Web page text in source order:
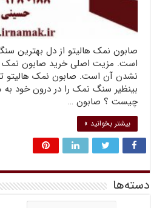
صابون نمک هالیتو از دل بهترین
است. مزیت اصلی خرید صابون نمک
نشدن آن است. صابون نمک هالیتو
بینظیر سنگ نمک را در درون خود
چیست ؟ صابون …
بیشتر بخوانید »
دسته‌ها